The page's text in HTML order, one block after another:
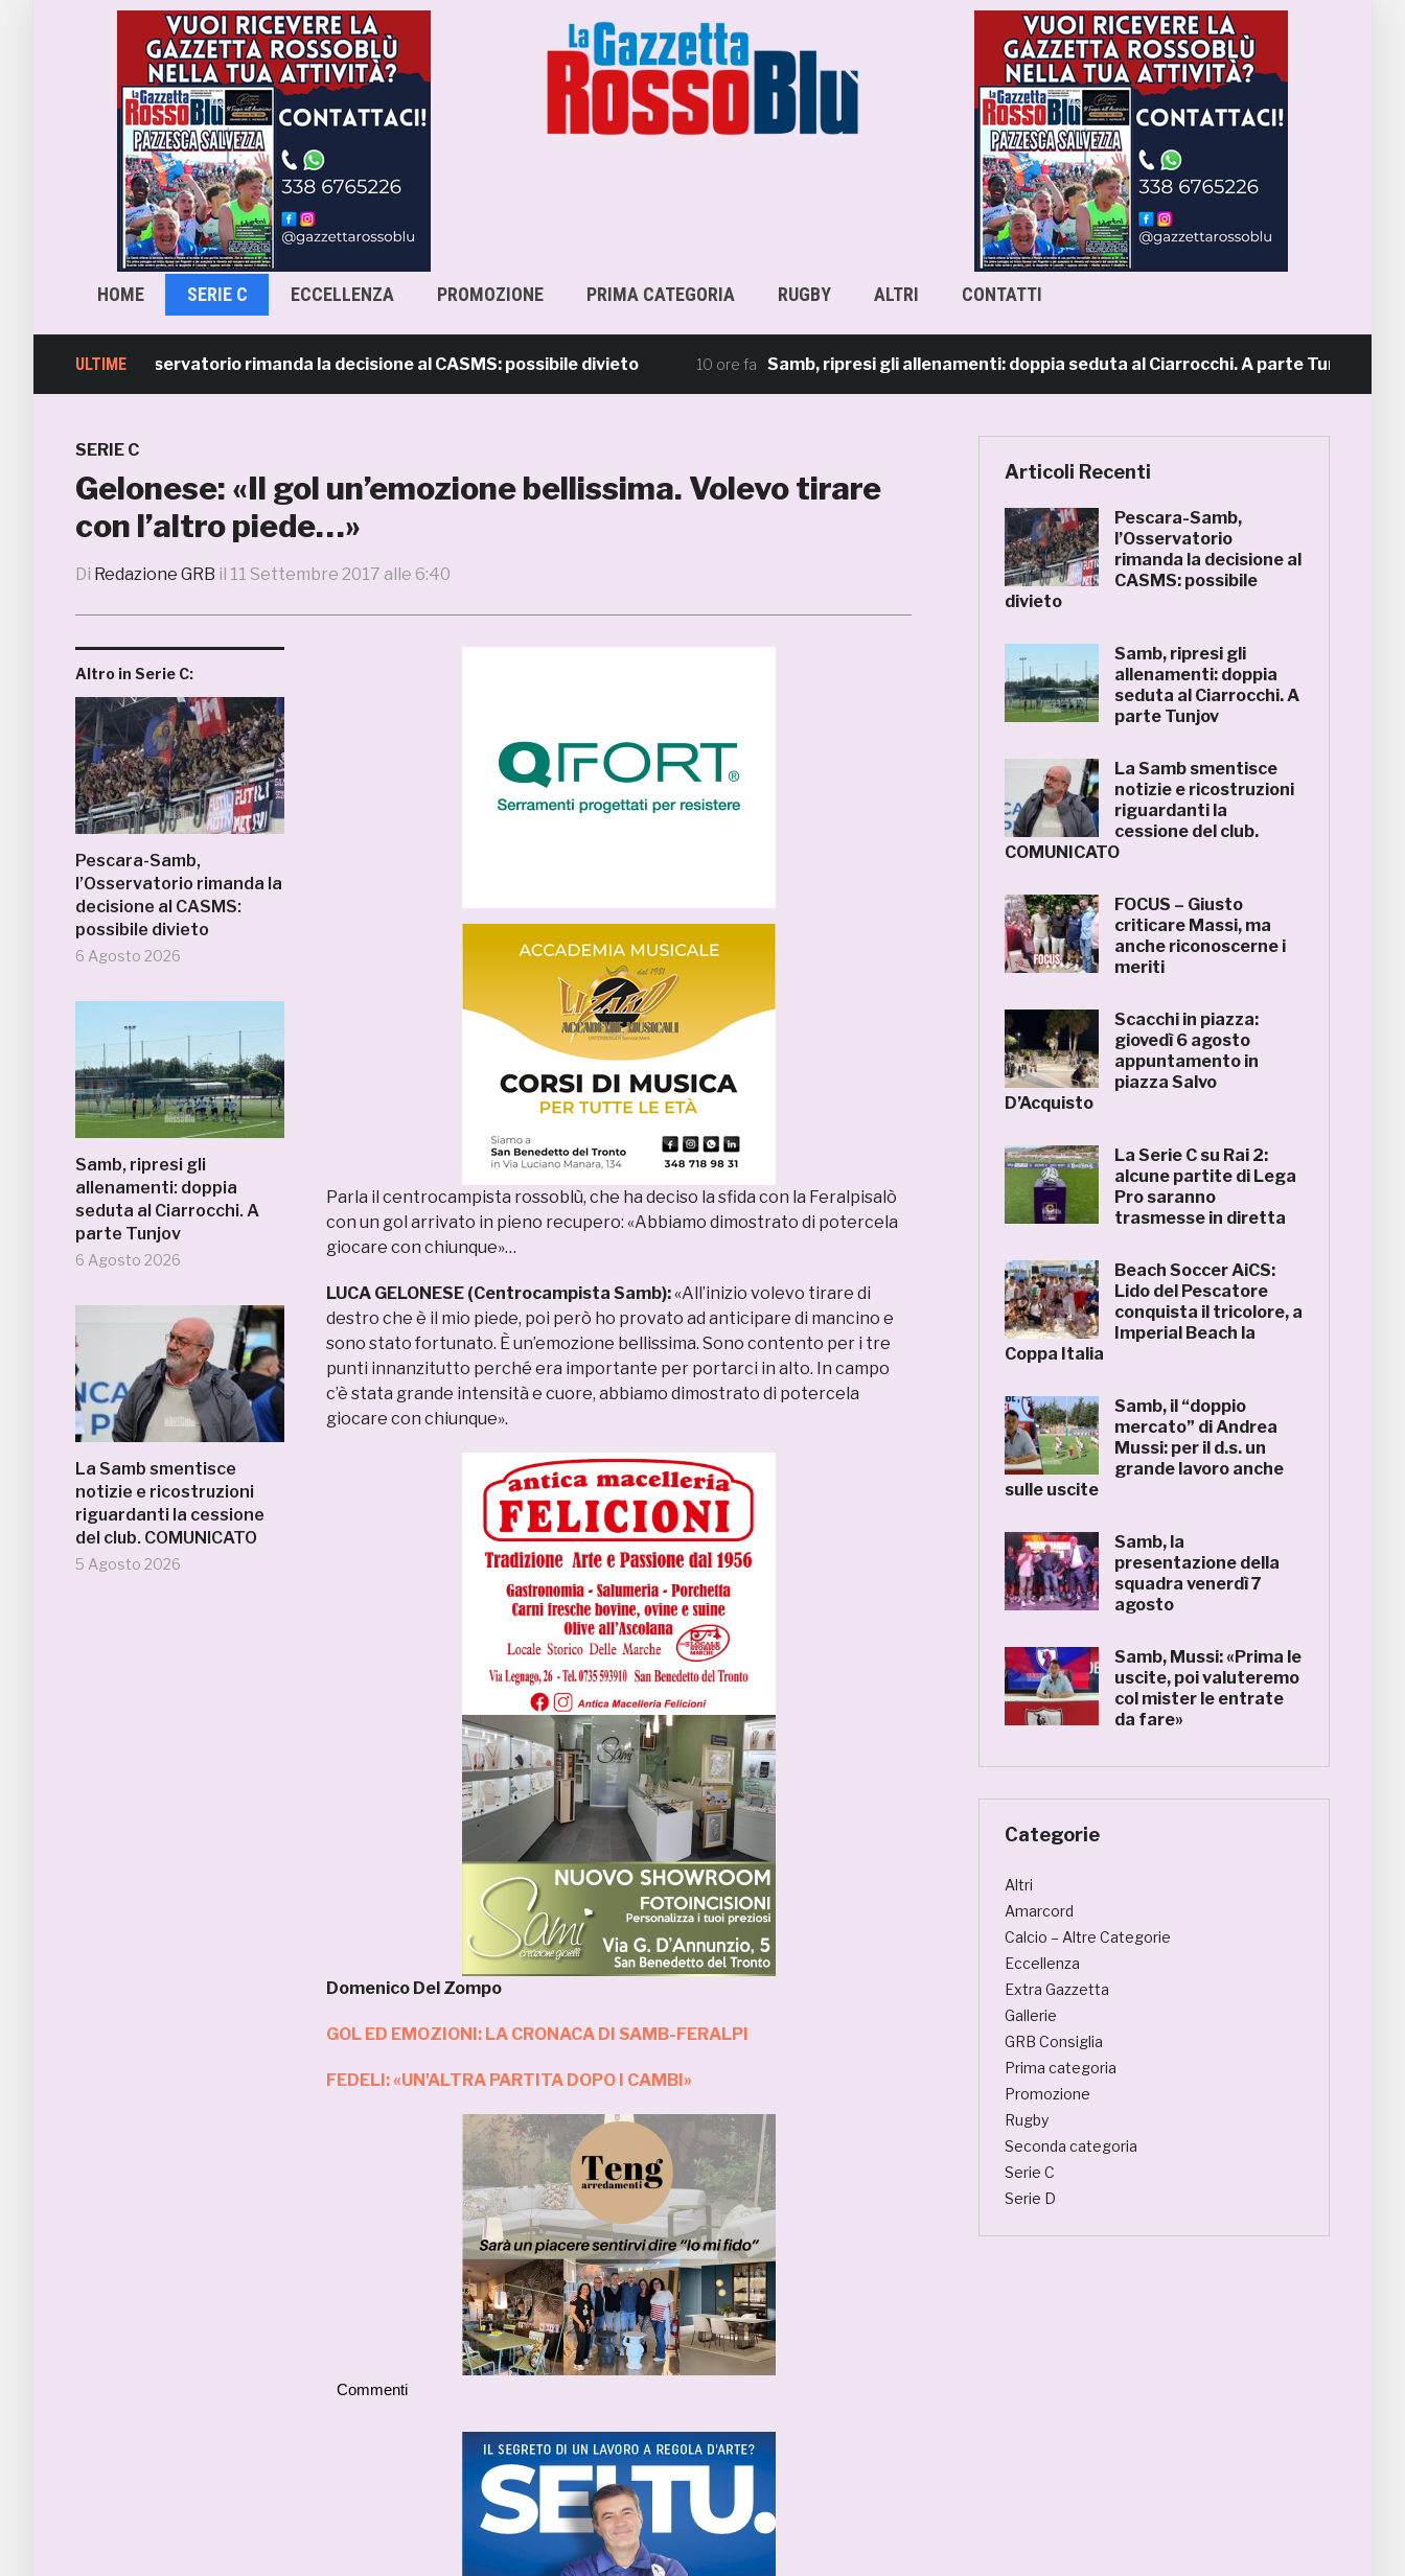
HOME SERIE C ECCELLENZA PROMOZIONE PRIMA CATEGORIA RUGBY ALTRI CONTATTI
ULTIME
Samb, l’Osservatorio rimanda la decisione al CASMS: possibile divieto 10 ore fa Samb, ripresi gli allenamenti: doppia seduta al Ciarrocchi. A parte Tunjov
SERIE C
Gelonese: «Il gol un’emozione bellissima. Volevo tirare
con l’altro piede…»
Di Redazione GRB il 11 Settembre 2017 alle 6:40
Altro in Serie C:
Pescara-Samb,
l’Osservatorio rimanda la
decisione al CASMS:
possibile divieto
6 Agosto 2026
Samb, ripresi gli
allenamenti: doppia
seduta al Ciarrocchi. A
parte Tunjov
6 Agosto 2026
La Samb smentisce
notizie e ricostruzioni
riguardanti la cessione
del club. COMUNICATO
5 Agosto 2026
Parla il centrocampista rossoblù, che ha deciso la sfida con la Feralpisalò
con un gol arrivato in pieno recupero: «Abbiamo dimostrato di potercela
giocare con chiunque»…
LUCA GELONESE (Centrocampista Samb):«All’inizio volevo tirare di
destro che è il mio piede, poi però ho provato ad anticipare di mancino e
sono stato fortunato. È un’emozione bellissima. Sono contento per i tre
punti innanzitutto perché era importante per portarci in alto. In campo
c’è stata grande intensità e cuore, abbiamo dimostrato di potercela
giocare con chiunque».
Domenico Del Zompo
GOL ED EMOZIONI: LA CRONACA DI SAMB-FERALPI
FEDELI: «UN'ALTRA PARTITA DOPO I CAMBI»
Commenti
Articoli Recenti
Pescara-Samb,
l’Osservatorio
rimanda la decisione al
CASMS: possibile
divieto
Samb, ripresi gli
allenamenti: doppia
seduta al Ciarrocchi. A
parte Tunjov
La Samb smentisce
notizie e ricostruzioni
riguardanti la
cessione del club.
COMUNICATO
FOCUS – Giusto
criticare Massi, ma
anche riconoscerne i
meriti
Scacchi in piazza:
giovedì 6 agosto
appuntamento in
piazza Salvo
D’Acquisto
La Serie C su Rai 2:
alcune partite di Lega
Pro saranno
trasmesse in diretta
Beach Soccer AiCS:
Lido del Pescatore
conquista il tricolore, a
Imperial Beach la
Coppa Italia
Samb, il “doppio
mercato” di Andrea
Mussi: per il d.s. un
grande lavoro anche
sulle uscite
Samb, la
presentazione della
squadra venerdì 7
agosto
Samb, Mussi: «Prima le
uscite, poi valuteremo
col mister le entrate
da fare»
Categorie
Altri
Amarcord
Calcio – Altre Categorie
Eccellenza
Extra Gazzetta
Gallerie
GRB Consiglia
Prima categoria
Promozione
Rugby
Seconda categoria
Serie C
Serie D